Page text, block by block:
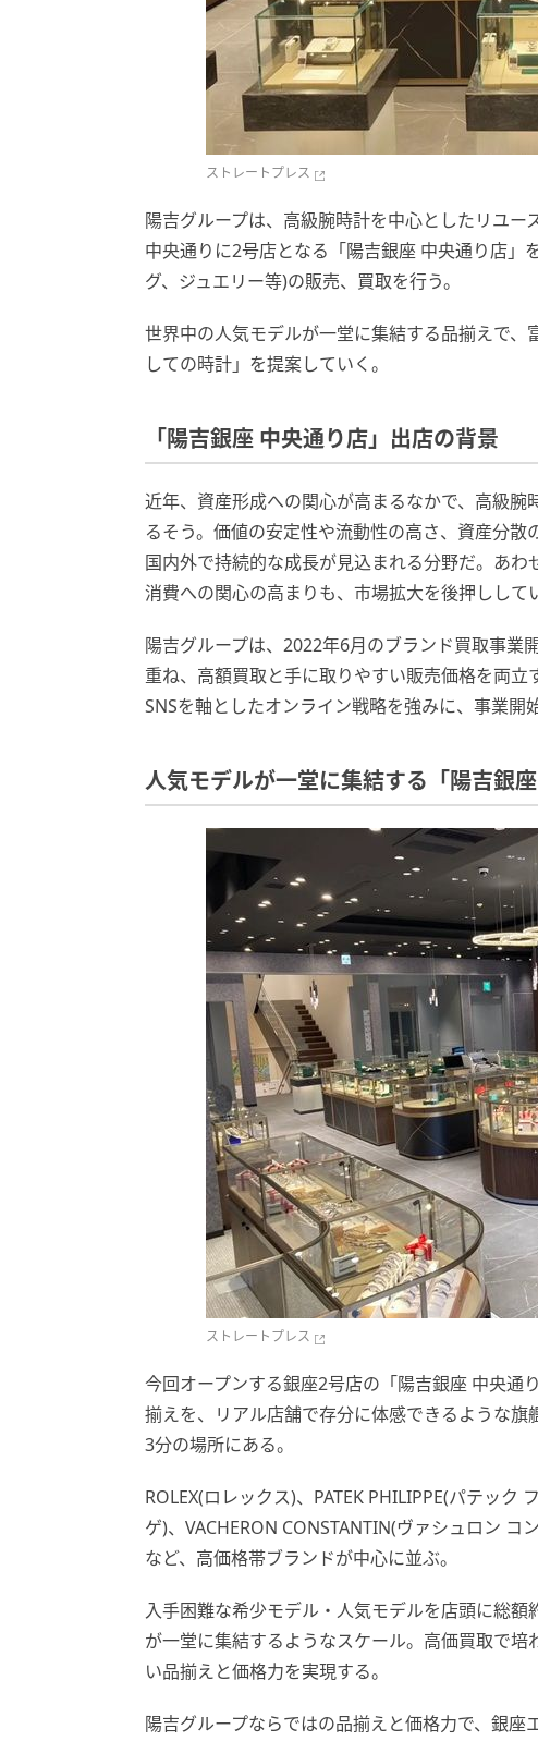
ストレートプレス
陽吉グループは、高級腕時計を中心としたリユ
中央通りに2号店となる「陽吉銀座 中央通り店」
グ、ジュエリー等)の販売、買取を行う。
世界中の人気モデルが一堂に集結する品揃えで
しての時計」を提案していく。
「陽吉銀座 中央通り店」出店の背景
近年、資産形成への関心が高まるなかで、高級
るそう。価値の安定性や流動性の高さ、資産分
国内外で持続的な成長が見込まれる分野だ。あ
消費への関心の高まりも、市場拡大を後押しして
陽吉グループは、2022年6月のブランド買取事業
重ね、高額買取と手に取りやすい販売価格を両立
SNSを軸としたオンライン戦略を強みに、事業開
人気モデルが一堂に集結する「陽吉銀座
ストレートプレス
今回オープンする銀座2号店の「陽吉銀座 中央通
揃えを、リアル店舗で存分に体感できるような
3分の場所にある。
ROLEX(ロレックス)、PATEK PHILIPPE(パテック
ゲ)、VACHERON CONSTANTIN(ヴァシュロン
など、高価格帯ブランドが中心に並ぶ。
入手困難な希少モデル・人気モデルを店頭に総
が一堂に集結するようなスケール。高価買取で
い品揃えと価格力を実現する。
陽吉グループならではの品揃えと価格力で、銀